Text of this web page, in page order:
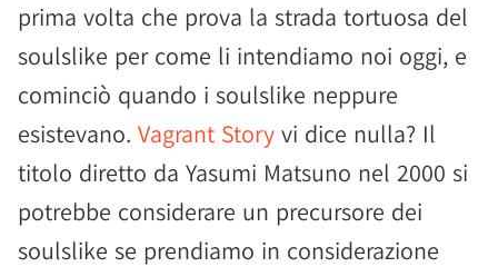
prima volta che prova la strada tortuosa del
soulslike per come li intendiamo noi oggi, e
cominciò quando i soulslike neppure
esistevano. Vagrant Story vi dice nulla? Il
titolo diretto da Yasumi Matsuno nel 2000 si
potrebbe considerare un precursore dei
soulslike se prendiamo in considerazione